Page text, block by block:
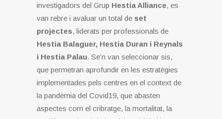
investigadors del Grup Hestia Alliance, es
van rebre i avaluar un total de set
projectes, liderats per professionals de
Hestia Balaguer, Hestia Duran i Reynals
i Hestia Palau. Se’n van seleccionar sis,
que permetran aprofundir en les estratègies
implementades pels centres en el context de
la pandèmia del Covid19, que abasten
aspectes com el cribratge, la mortalitat, la